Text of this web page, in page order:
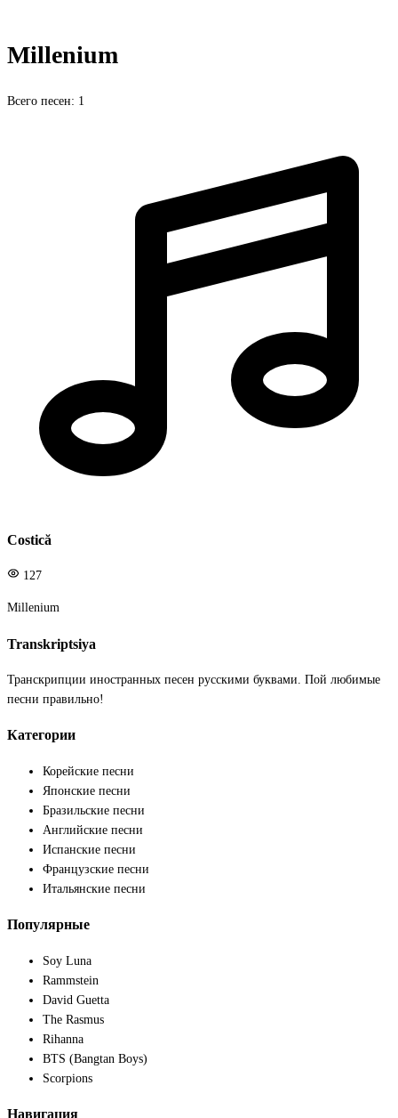
Millenium
Всего песен: 1
Costică
127
Millenium
Transkriptsiya
Транскрипции иностранных песен русскими буквами. Пой любимые
песни правильно!
Категории
Корейские песни
Японские песни
Бразильские песни
Английские песни
Испанские песни
Французские песни
Итальянские песни
Популярные
Soy Luna
Rammstein
David Guetta
The Rasmus
Rihanna
BTS (Bangtan Boys)
Scorpions
Навигация